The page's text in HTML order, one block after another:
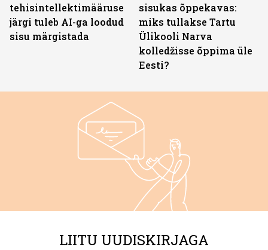
tehisintellektimääruse
järgi tuleb AI-ga loodud
sisu märgistada
sisukas õppekavas:
miks tullakse Tartu
Ülikooli Narva
kolledžisse õppima üle
Eesti?
LIITU UUDISKIRJAGA